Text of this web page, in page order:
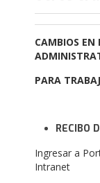
CAMBIOS EN
PARA
RECIBO
Ingresar a
Intranet